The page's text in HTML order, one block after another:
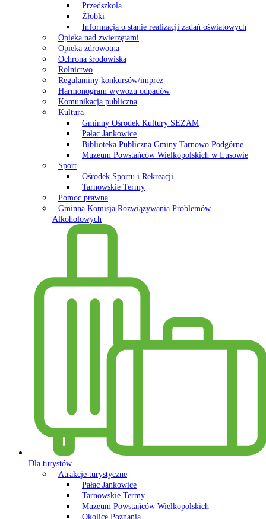
Przedszkola
Żłobki
Informacja o stanie realizacji zadań oświatowych
Opieka nad zwierzętami
Opieka zdrowotna
Ochrona środowiska
Rolnictwo
Regulaminy konkursów/imprez
Harmonogram wywozu odpadów
Komunikacja publiczna
Kultura
Gminny Ośrodek Kultury SEZAM
Pałac Jankowice
Biblioteka Publiczna Gminy Tarnowo Podgórne
Muzeum Powstańców Wielkopolskich w Lusowie
Sport
Ośrodek Sportu i Rekreacji
Tarnowskie Termy
Pomoc prawna
Gminna Komisja Rozwiązywania Problemów
Alkoholowych
Dla turystów
Atrakcje turystyczne
Pałac Jankowice
Tarnowskie Termy
Muzeum Powstańców Wielkopolskich
Okolice Poznania